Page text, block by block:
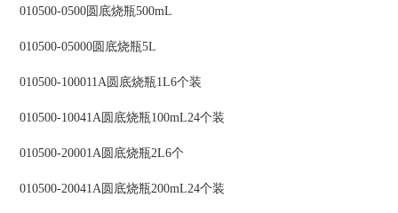
010500-0500圆底烧瓶500mL
010500-05000圆底烧瓶5L
010500-100011A圆底烧瓶1L6个装
010500-10041A圆底烧瓶100mL24个装
010500-20001A圆底烧瓶2L6个
010500-20041A圆底烧瓶200mL24个装